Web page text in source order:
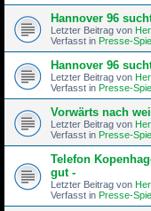
Hannover 96
Letzter Beitrag von
Verfasst in Presse-
Hannover 96
Letzter Beitrag von
Verfasst in Presse-
Vorwärts nach
Letzter Beitrag von
Verfasst in Presse-
Telefon
gut -
Letzter Beitrag von
Verfasst in Presse-